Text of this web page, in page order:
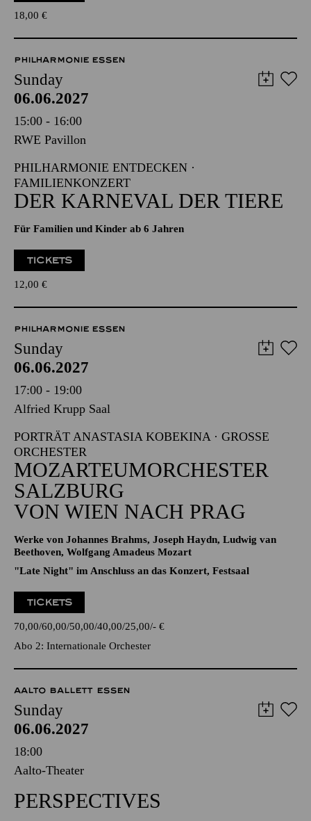
18,00 €
PHILHARMONIE ESSEN
Sunday
06.06.2027
15:00 - 16:00
RWE Pavillon
PHILHARMONIE ENTDECKEN ·
FAMILIENKONZERT
DER KARNEVAL DER TIERE
Für Familien und Kinder ab 6 Jahren
TICKETS
12,00 €
PHILHARMONIE ESSEN
Sunday
06.06.2027
17:00 - 19:00
Alfried Krupp Saal
PORTRÄT ANASTASIA KOBEKINA · GROSSE O
RCHESTER
MOZARTEUMORCHESTER
SALZBURG
VON WIEN NACH PRAG
Werke von Johannes Brahms, Joseph Haydn, Ludwig van
Beethoven, Wolfgang Amadeus Mozart
"Late Night" im Anschluss an das Konzert, Festsaal
TICKETS
70,00 60,00 50,00 40,00 25,00 - €
Abo 2: Internationale Orchester
AALTO BALLETT ESSEN
Sunday
06.06.2027
18:00
Aalto-Theater
PERSPECTIVES